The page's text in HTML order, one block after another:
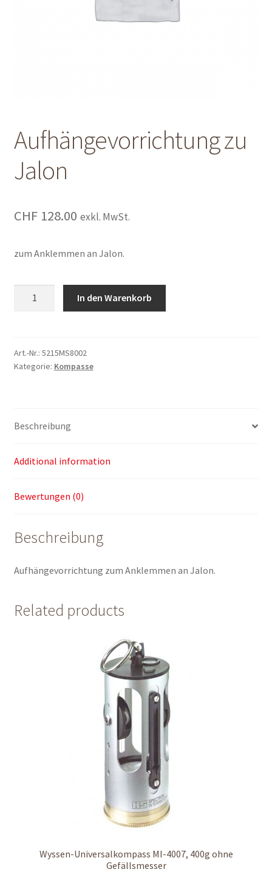
Warenkorb
Aufhängevorrichtung zu
Jalon
CHF128.00 exkl. MwSt.
zum Anklemmen an Jalon.
In den Warenkorb
Art.-Nr.: 5215MS8002
Kategorie: Kompasse
Beschreibung
Additional information
Bewertungen (0)
Beschreibung
Aufhängevorrichtung zum Anklemmen an Jalon.
Related products
Wyssen-Universalkompass MI-4007, 400g ohne
Gefällsmesser